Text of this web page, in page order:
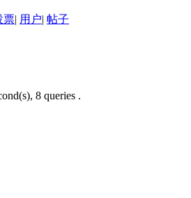
票| 用户| 帖子
8 queries .